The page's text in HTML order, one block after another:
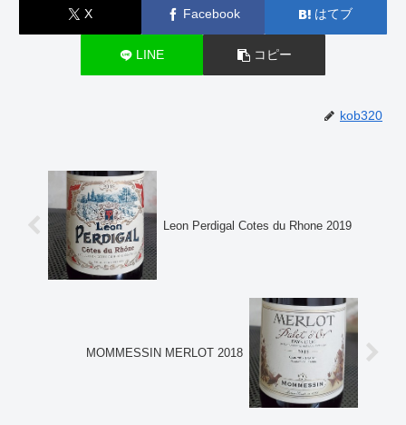
X Facebook はてブ
LINE コピー
kob320
Leon Perdigal Cotes du Rhone 2019
MOMMESSIN MERLOT 2018